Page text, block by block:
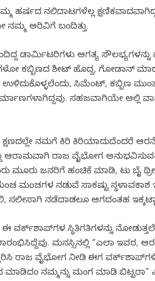
ಹರ್ಷದ ನಲಿದಾಟಗಳೆಲ್ಲ
ನಮ್ಮ ಅರಿವಿಗೆ ಬಂದಿತ್ತು.
ಡಾರ್ಮಿಟರಿಗಳು ಅಗತ್ಯ ಸೌಲಭ್ಯಗಳನ್ನು
ಕಬ್ಬಿಣದ ಶೀಟ್ ಹೊದ್ದ, ಗೋಡಾನ್
ಉಳಿದುಕೊಳ್ಳಲೆಂದು, ಸಿಮೆಂಟ್, ಕಬ್ಬಿಣ
ಸಹಜವಾಗಿಯೇ ಅಲ್ಲಿ
ಕ್ಷಣದಲ್ಲೇ ನಮಗೆ ಕಿರಿ ಕಿರಿಯಾದುದೆಂದರೆ
ಆರಾಮವಾಗಿ ರಾಜ ವೈಭೋಗ
ಮೂರು ಜನರಿಗೆ ಹಂಚಿಕೆ ಮಾಡಿ, ಟು ಬೈ
ಮಂಚಗಳ ನಡುವೆ ಸಾಕಷ್ಟು ಸ್ಥಳಾವಕಾಶ
ಸಲೀಸಾಗಿ ನಡೆದಾಡಲೂ ಆಗದಂತಹ
ವರ್ಕ್‌ಶಾಪ್‌ಗಳ ಸ್ಥಿತಿಗತಿಗಳನ್ನು
ಮನಸ್ಸಿನಲ್ಲಿ “ಎಲಾ ಇವರ,
ರಾಜ ವೈಭೋಗ ನೀಡಿ ಈಗ
ಮಾಡಿದಂತೆ ನಮ್ಮನ್ನು ಮಂಗ ಮಾಡಿ ಬಿಟ್ಟರಾ”